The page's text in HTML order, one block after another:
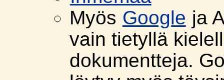
Myös Google ja
vain tietyllä
dokumentteja.